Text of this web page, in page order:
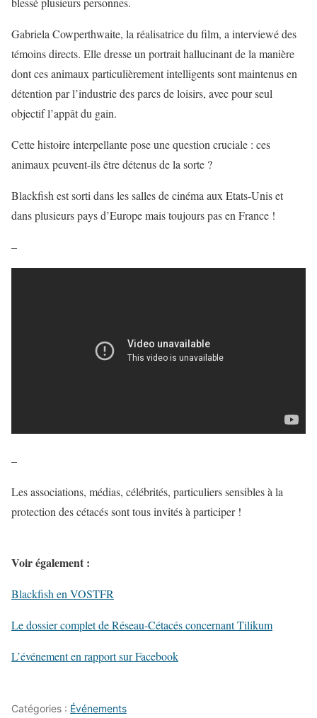
Gabriela Cowperthwaite, la réalisatrice du film, a interviewé des
témoins directs. Elle dresse un portrait hallucinant de la manière
dont ces animaux particulièrement intelligents sont maintenus en
détention par l’industrie des parcs de loisirs, avec pour seul
objectif l’appât du gain.
Cette histoire interpellante pose une question cruciale : ces
animaux peuvent-ils être détenus de la sorte ?
Blackfish est sorti dans les salles de cinéma aux Etats-Unis et
dans plusieurs pays d’Europe mais toujours pas en France !
–
–
Les associations, médias, célébrités, particuliers sensibles à la
protection des cétacés sont tous invités à participer !
Voir également :
Blackfish en VOSTFR
Le dossier complet de Réseau-Cétacés concernant Tilikum
L’événement en rapport sur Facebook
Catégories : Événements